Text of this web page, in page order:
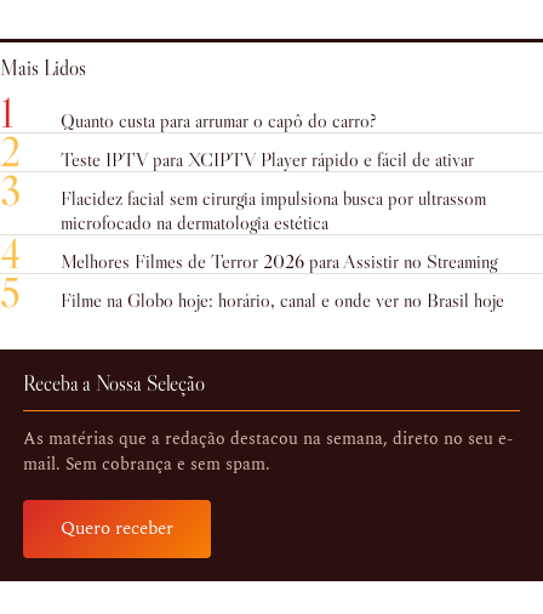
Mais Lidos
1 Quanto custa para arrumar o capô do carro?
2 Teste IPTV para XCIPTV Player rápido e fácil de ativar
3
Flacidez facial sem cirurgia impulsiona busca por ultrassom
microfocado na dermatologia estética
4 Melhores Filmes de Terror 2026 para Assistir no Streaming
5 Filme na Globo hoje: horário, canal e onde ver no Brasil hoje
Receba a Nossa Seleção
As matérias que a redação destacou na semana, direto no seu e-
mail. Sem cobrança e sem spam.
Quero receber